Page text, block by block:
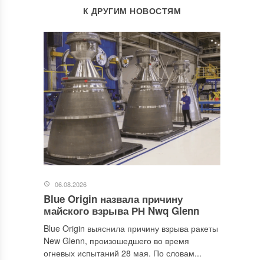
К ДРУГИМ НОВОСТЯМ
06.08.2026
Blue Origin назвала причину
майского взрыва РН Nwq Glenn
Blue Origin выяснила причину взрыва ракеты
New Glenn, произошедшего во время
огневых испытаний 28 мая. По словам...